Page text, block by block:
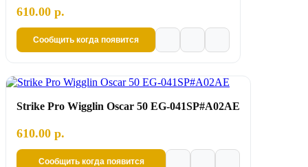
610.00 р.
Сообщить когда появится
Strike Pro Wigglin Oscar 50 EG-041SP#A02AE
610.00 р.
Сообщить когда появится